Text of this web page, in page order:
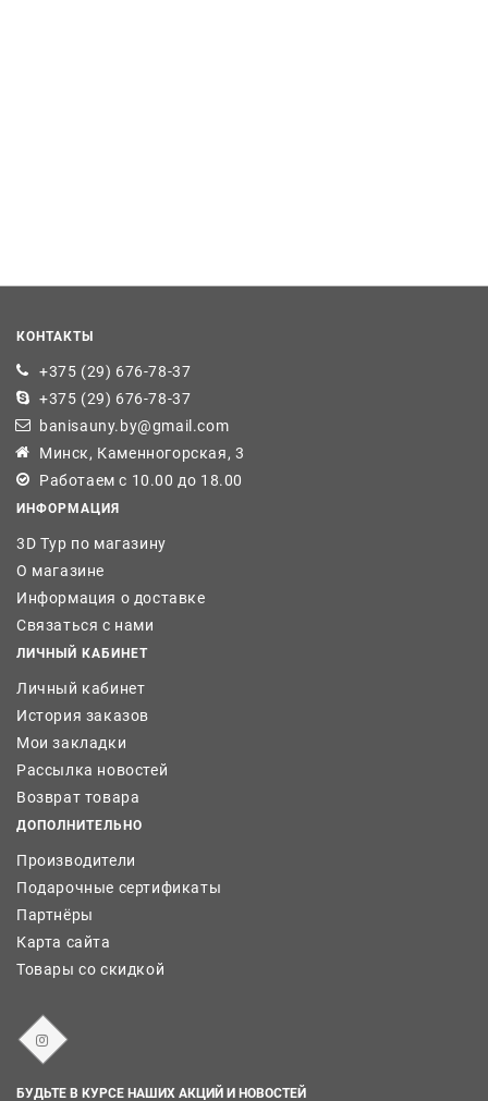
КОНТАКТЫ
+375 (29) 676-78-37
+375 (29) 676-78-37
banisauny.by@gmail.com
Минск, Каменногорская, 3
Работаем с 10.00 до 18.00
ИНФОРМАЦИЯ
3D Тур по магазину
О магазине
Информация о доставке
Связаться с нами
ЛИЧНЫЙ КАБИНЕТ
Личный кабинет
История заказов
Мои закладки
Рассылка новостей
Возврат товара
ДОПОЛНИТЕЛЬНО
Производители
Подарочные сертификаты
Партнёры
Карта сайта
Товары со скидкой
БУДЬТЕ В КУРСЕ НАШИХ АКЦИЙ И НОВОСТЕЙ